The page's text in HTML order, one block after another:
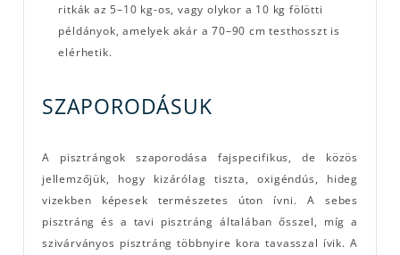
ritkák az 5–10 kg-os, vagy olykor a 10 kg fölötti
példányok, amelyek akár a 70–90 cm testhosszt is
elérhetik.
SZAPORODÁSUK
A pisztrángok szaporodása fajspecifikus, de közös
jellemzőjük, hogy kizárólag tiszta, oxigéndús, hideg
vizekben képesek természetes úton ívni. A sebes
pisztráng és a tavi pisztráng általában ősszel, míg a
szivárványos pisztráng többnyire kora tavasszal ívik. A